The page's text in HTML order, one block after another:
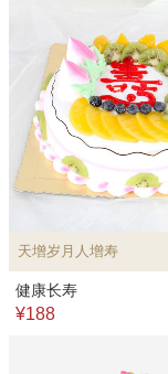
天增岁月人增寿
健康长寿
¥188